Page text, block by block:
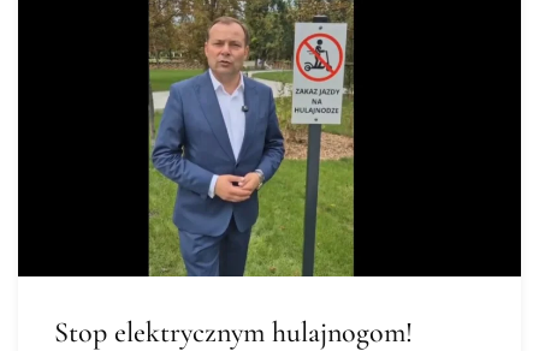
Stop elektrycznym hulajnogom!